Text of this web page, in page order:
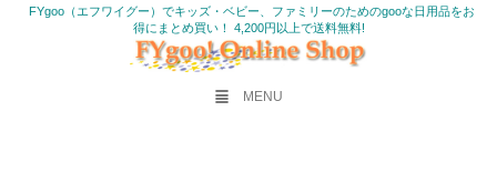
FYgoo（エフワイグー）でキッズ・ベビー、ファミリーのためのgooな日用品をお
得にまとめ買い！ 4,200円以上で送料無料!
MENU